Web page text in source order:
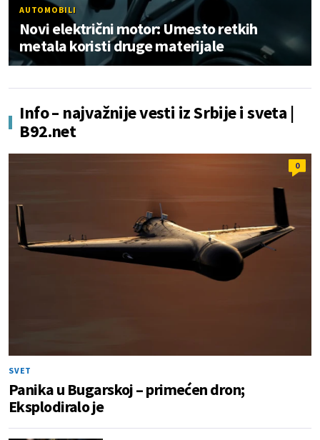
AUTOMOBILI
Novi električni motor: Umesto retkih
metala koristi druge materijale
Info – najvažnije vesti iz Srbije i sveta |
B92.net
0
SVET
Panika u Bugarskoj – primećen dron;
Eksplodiralo je